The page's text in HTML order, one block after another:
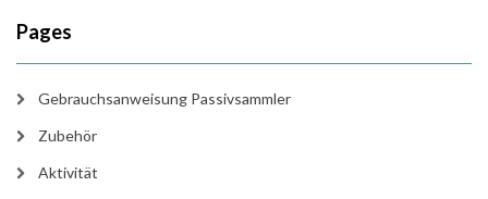
Pages
Gebrauchsanweisung Passivsammler
Zubehör
Aktivität